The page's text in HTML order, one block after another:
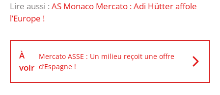
Lire aussi : AS Monaco Mercato : Adi Hütter affole
l’Europe !
À
voir
Mercato ASSE : Un milieu reçoit une offre
d’Espagne !